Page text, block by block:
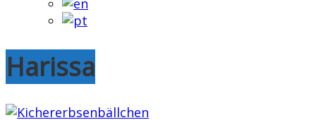
Harissa